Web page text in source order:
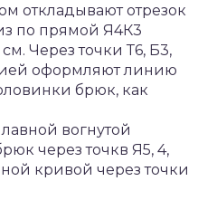
откладывают отрезок
по прямой Я4К3
Через точки Т6, Б3,
оформляют линию
брюк, как
вогнутой
через точкв Я5, 4,
кривой через точки